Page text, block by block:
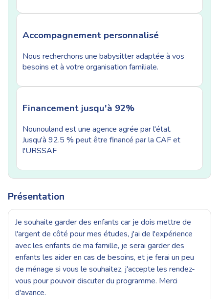
Accompagnement personnalisé
Nous recherchons une babysitter adaptée à vos
besoins et à votre organisation familiale.
Financement jusqu'à 92%
Nounouland est une agence agrée par l'état.
Jusqu'à 92.5 % peut être financé par la CAF et
l'URSSAF
Présentation
Je souhaite garder des enfants car je dois mettre de
l'argent de côté pour mes études, j'ai de l'expérience
avec les enfants de ma famille, je serai garder des
enfants les aider en cas de besoins, et je ferai un peu
de ménage si vous le souhaitez, j'accepte les rendez-
vous pour pouvoir discuter du programme. Merci
d'avance.